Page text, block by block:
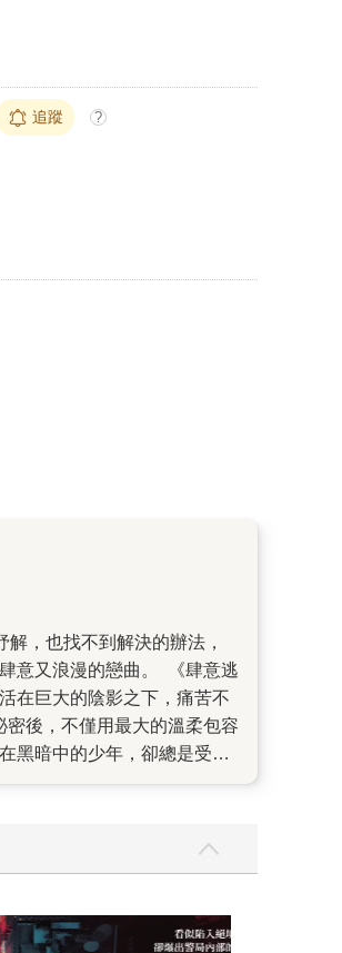
追蹤 ?
意又浪漫的戀曲。 《肆意逃
在巨大的陰影之下，痛苦不
後，不僅用最大的溫柔包容
黑暗中的少年，卻總是受制
的描寫卻同樣熱烈且深刻，